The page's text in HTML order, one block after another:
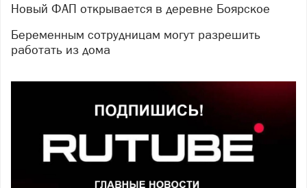
Новый ФАП открывается в деревне Боярское
Беременным сотрудницам могут разрешить
работать из дома